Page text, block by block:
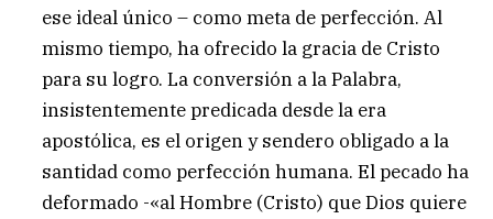
ese ideal único – como meta de perfección. Al
mismo tiempo, ha ofrecido la gracia de Cristo
para su logro. La conversión a la Palabra,
insistentemente predicada desde la era
apostólica, es el origen y sendero obligado a la
santidad como perfección humana. El pecado ha
deformado -«al Hombre (Cristo) que Dios quiere